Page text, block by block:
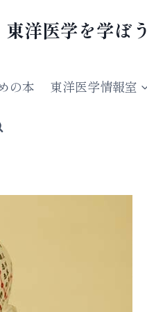
洋医学を学ぼう
の本 東洋医学情報室